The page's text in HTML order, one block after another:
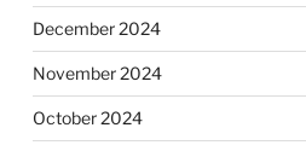
December 2024
November 2024
October 2024